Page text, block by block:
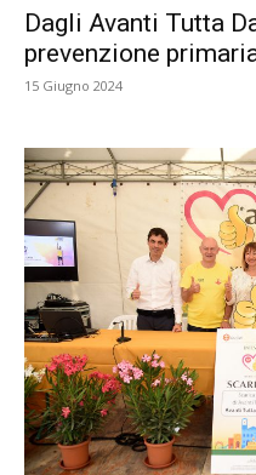
Dagli Avanti Tutta
prevenzione
15 Giugno 2024